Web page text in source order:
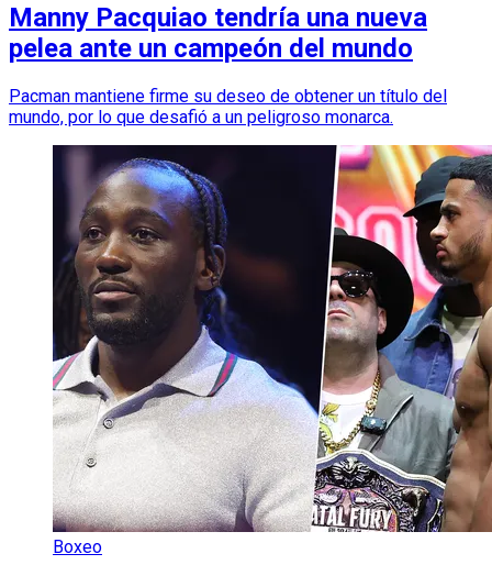
Manny Pacquiao tendría una nueva
pelea ante un campeón del mundo
Pacman mantiene firme su deseo de obtener un título del
mundo, por lo que desafió a un peligroso monarca.
Boxeo